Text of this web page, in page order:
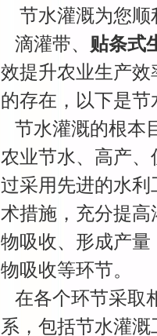
节水灌溉为您顺
滴灌带、 贴条式
效提升农业生产
的存在，以下是
节水灌溉的根本
农业节水、高产
过采用先进的水
术措施，充分提
物吸收、形成产
物吸收等环节。
在各个环节采取
系，包括节水灌